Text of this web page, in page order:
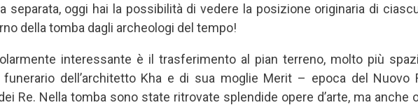
separata, oggi hai la possibilità di vedere la posizione originaria di
della tomba dagli archeologi del tempo!
interessante è il trasferimento al pian terreno, molto più
dell’architetto Kha e di sua moglie Merit – epoca del Nuovo
Re. Nella tomba sono state ritrovate splendide opere d’arte, ma anche